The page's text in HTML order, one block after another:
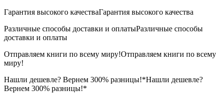
Гарантия высокого качестваГарантия высокого качества
Различные способы доставки и оплатыРазличные способы
доставки и оплаты
Отправляем книги по всему миру!Отправляем книги по всему
миру!
Нашли дешевле? Вернем 300% разницы!*Нашли дешевле?
Вернем 300% разницы!*